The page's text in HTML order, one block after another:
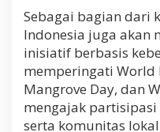
Sebagai bagian dari
Indonesia juga akan
inisiatif berbasis
memperingati World
Mangrove Day, dan
mengajak
serta komunitas